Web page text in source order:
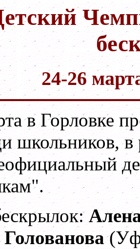
24-26
в Горловке
школьников, в